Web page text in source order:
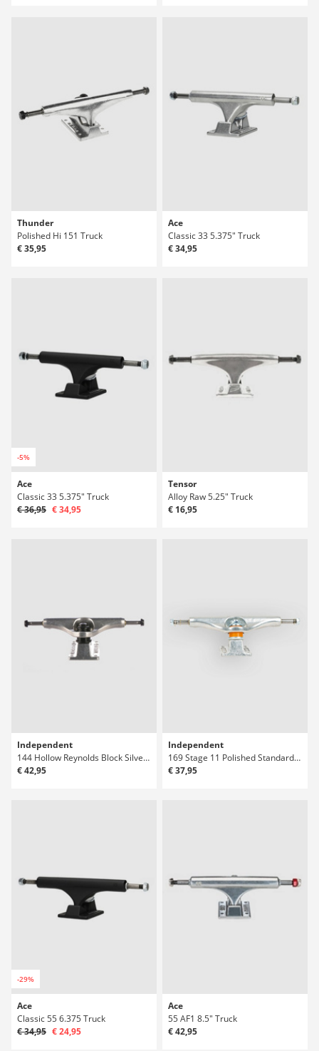
Thunder
Polished Hi 151 Truck
€ 35,95
Ace
Classic 33 5.375" Truck
€ 34,95
-5%
Ace
Classic 33 5.375" Truck
€ 36,95 € 34,95
Tensor
Alloy Raw 5.25" Truck
€ 16,95
Independent
144 Hollow Reynolds Block Silver Mid Truck
€ 42,95
Independent
169 Stage 11 Polished Standard Truck
€ 37,95
-29%
Ace
Classic 55 6.375 Truck
€ 34,95 € 24,95
Ace
55 AF1 8.5" Truck
€ 42,95